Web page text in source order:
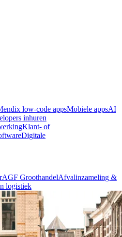
low-code appsMobiele appsAI
inhuren
Klant- of
Digitale
AGF GroothandelAfvalinzameling &
logistiek